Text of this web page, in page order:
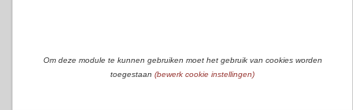
Om deze module te kunnen gebruiken moet het gebruik van cookies worden
toegestaan (bewerk cookie instellingen)